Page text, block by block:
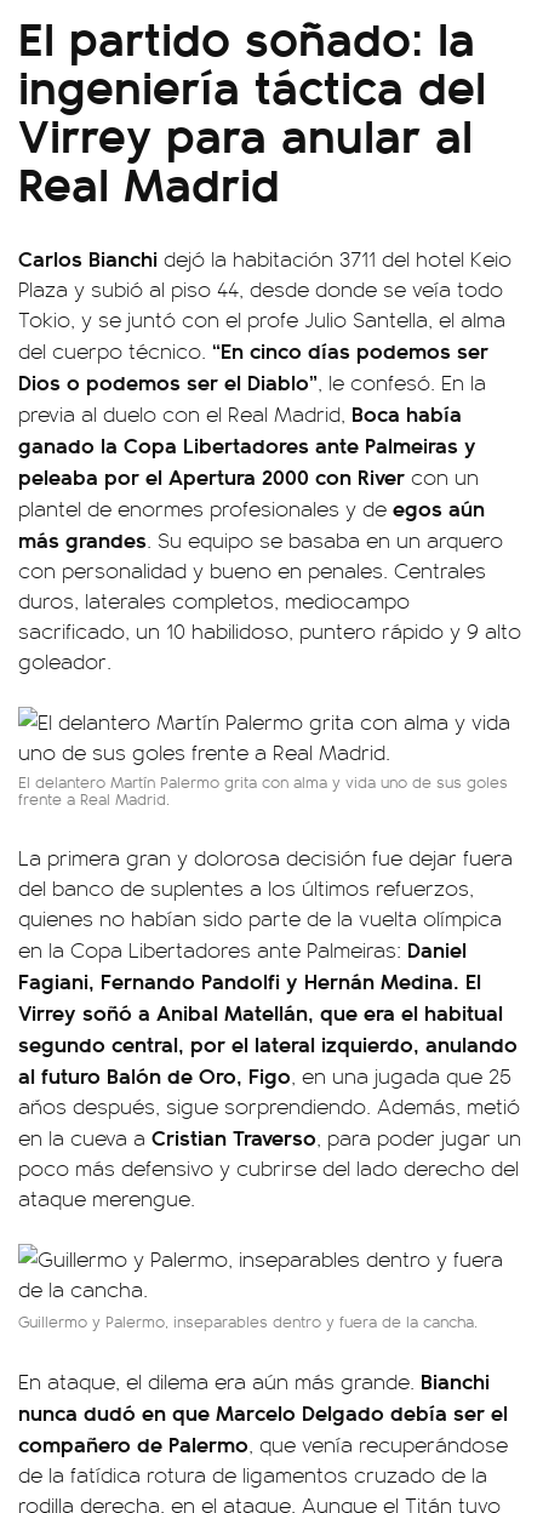
El partido soñado: la
ingeniería táctica del
Virrey para anular al
Real Madrid
Carlos Bianchi dejó la habitación 3711 del hotel Keio
Plaza y subió al piso 44, desde donde se veía todo
Tokio, y se juntó con el profe Julio Santella, el alma
del cuerpo técnico. “En cinco días podemos ser
Dios o podemos ser el Diablo”, le confesó. En la
previa al duelo con el Real Madrid, Boca había
ganado la Copa Libertadores ante Palmeiras y
peleaba por el Apertura 2000 con River con un
plantel de enormes profesionales y de egos aún
más grandes. Su equipo se basaba en un arquero
con personalidad y bueno en penales. Centrales
duros, laterales completos, mediocampo
sacrificado, un 10 habilidoso, puntero rápido y 9 alto
goleador.
El delantero Martín Palermo grita con alma y vida uno de sus goles
frente a Real Madrid.
La primera gran y dolorosa decisión fue dejar fuera
del banco de suplentes a los últimos refuerzos,
quienes no habían sido parte de la vuelta olímpica
en la Copa Libertadores ante Palmeiras: Daniel
Fagiani, Fernando Pandolfi y Hernán Medina. El
Virrey soñó a Anibal Matellán, que era el habitual
segundo central, por el lateral izquierdo, anulando
al futuro Balón de Oro, Figo, en una jugada que 25
años después, sigue sorprendiendo. Además, metió
en la cueva a Cristian Traverso, para poder jugar un
poco más defensivo y cubrirse del lado derecho del
ataque merengue.
Guillermo y Palermo, inseparables dentro y fuera de la cancha.
En ataque, el dilema era aún más grande. Bianchi
nunca dudó en que Marcelo Delgado debía ser el
compañero de Palermo, que venía recuperándose
de la fatídica rotura de ligamentos cruzado de la
rodilla derecha, en el ataque. Aunque el Titán tuvo